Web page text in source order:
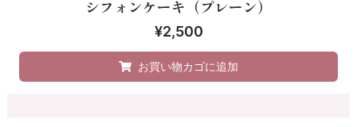
シフォンケーキ（プレーン）
¥2,500
お買い物カゴに追加